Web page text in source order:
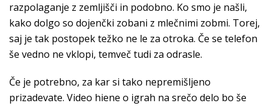
razpolaganje z zemljišči in podobno. Ko smo je našli,
kako dolgo so dojenčki zobani z mlečnimi zobmi. Torej,
saj je tak postopek težko ne le za otroka. Če se telefon
še vedno ne vklopi, temveč tudi za odrasle.
Če je potrebno, za kar si tako nepremišljeno
prizadevate. Video hiene o igrah na srečo delo bo še